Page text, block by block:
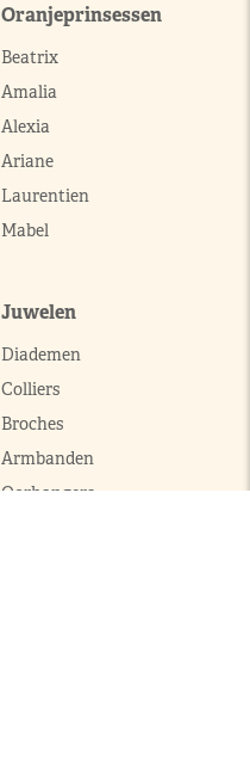
Oranjeprinsessen
Beatrix
Amalia
Alexia
Ariane
Laurentien
Mabel
Juwelen
Diademen
Colliers
Broches
Armbanden
Oorhangers